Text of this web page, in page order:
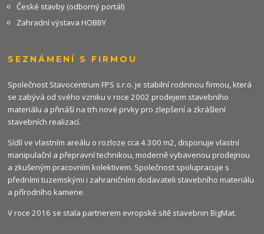
České stavby (odborný portál)
Zahradní výstava HOBBY
SEZNÁMENÍ S FIRMOU
Společnost Stavocentrum FPS s.r.o. je stabilní rodinnou firmou, která
se zabývá od svého vzniku v roce 2002 prodejem stavebního
materiálu a přináší na trh nové prvky pro zlepšení a zkrášlení
stavebních realizací.
Sídlí ve vlastním areálu o rozloze cca 4.300 m2, disponuje vlastní
manipulační a přepravní technikou, moderně vybavenou prodejnou
a zkušeným pracovním kolektivem. Společnost spolupracuje s
předními tuzemskými i zahraničními dodavateli stavebního materiálu
a přírodního kamene.
V roce 2016 se stala partnerem evropské sítě stavebnin BigMat.